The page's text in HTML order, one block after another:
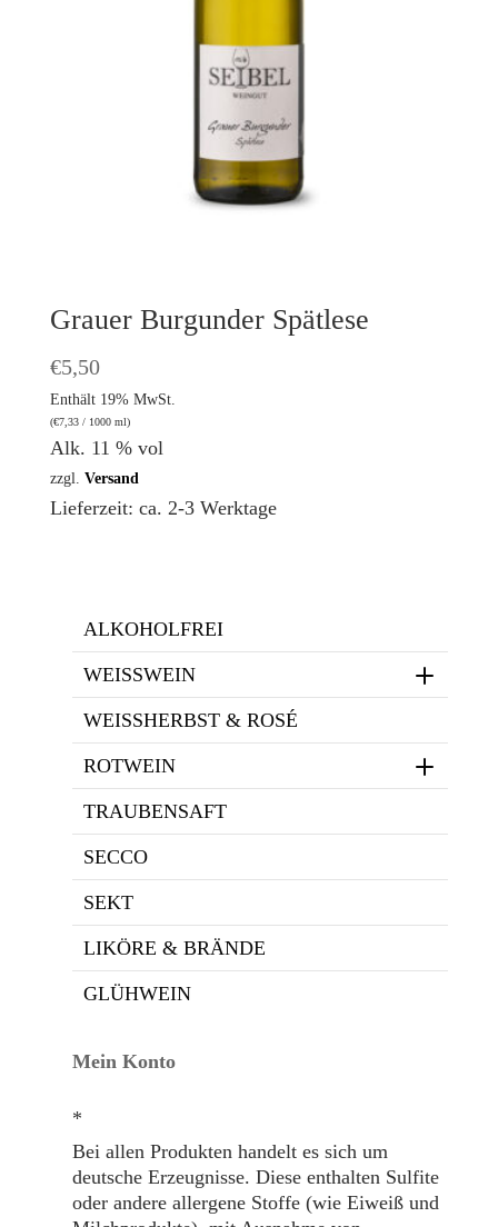
Grauer Burgunder Spätlese
€5,50
Enthält 19% MwSt.
(€7,33/ 1000 ml)
Alk. 11 % vol
zzgl. Versand
Lieferzeit: ca. 2-3 Werktage
ALKOHOLFREI
WEISSWEIN
WEISSHERBST & ROSÉ
ROTWEIN
TRAUBENSAFT
SECCO
SEKT
LIKÖRE & BRÄNDE
GLÜHWEIN
Mein Konto
*
Bei allen Produkten handelt es sich um
deutsche Erzeugnisse. Diese enthalten Sulfite
oder andere allergene Stoffe (wie Eiweiß und